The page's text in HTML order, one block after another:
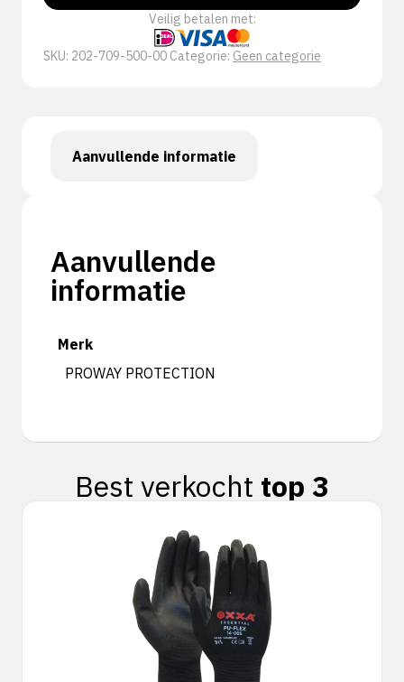
Veilig betalen met:
SKU: 202-709-500-00 Categorie: Geen categorie
Aanvullende informatie
Aanvullende
informatie
Merk
PROWAY PROTECTION
Best verkocht top 3